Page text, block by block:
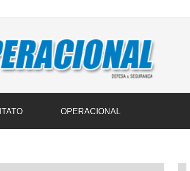
mil toneladas de donativos ao Rio Grande do Sul na
OPERACIONAL